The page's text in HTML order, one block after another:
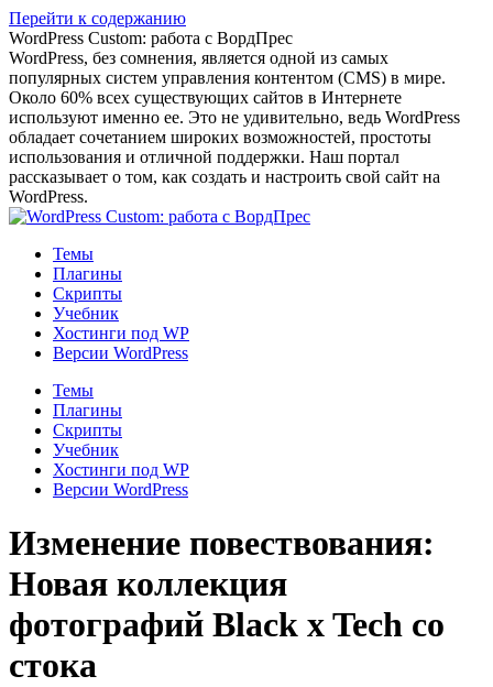
Перейти к содержанию
WordPress Custom: работа с ВордПрес
WordPress, без сомнения, является одной из самых
популярных систем управления контентом (CMS) в мире.
Около 60% всех существующих сайтов в Интернете
используют именно ее. Это не удивительно, ведь WordPress
обладает сочетанием широких возможностей, простоты
использования и отличной поддержки. Наш портал
рассказывает о том, как создать и настроить свой сайт на
WordPress.
Темы
Плагины
Скрипты
Учебник
Хостинги под WP
Версии WordPress
Темы
Плагины
Скрипты
Учебник
Хостинги под WP
Версии WordPress
Изменение повествования:
Новая коллекция
фотографий Black x Tech со
стока